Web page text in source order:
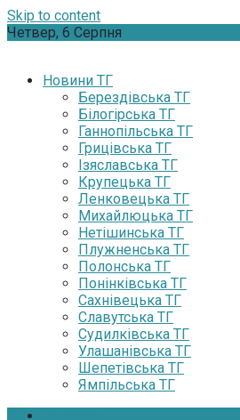
Skip to content
Четвер, 6 Серпня
Новини ТГ
Берездівська ТГ
Білогірська ТГ
Ганнопільська ТГ
Грицівська ТГ
Ізяславська ТГ
Крупецька ТГ
Ленковецька ТГ
Михайлюцька ТГ
Нетішинська ТГ
Плужненська ТГ
Полонська ТГ
Понінківська ТГ
Сахнівецька ТГ
Славутська ТГ
Судилківська ТГ
Улашанівська ТГ
Шепетівська ТГ
Ямпільська ТГ